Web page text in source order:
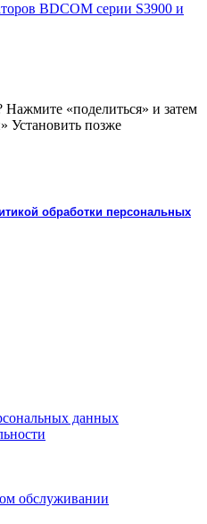
BDCOM серии S3900 и
Нажмите «поделиться» и затем
Установить позже
обработки персональных
данных
обслуживании